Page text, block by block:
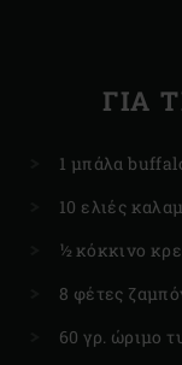
ΓΙΑ
1 μπάλα
10 ελιές
½ κόκκινο
8 φέτες
60 γρ. ώριμο